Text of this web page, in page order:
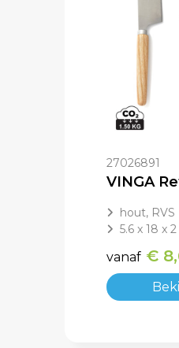
27026891
VINGA
hout, RVS
5.6 x 18 x
vanaf €